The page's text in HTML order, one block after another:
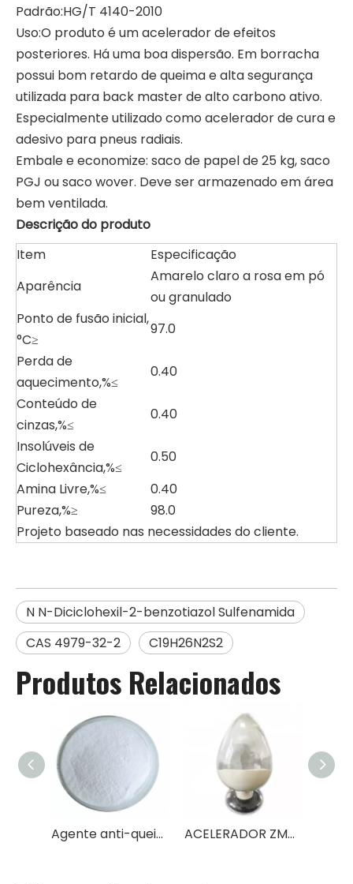
Padrão:HG/T 4140-2010
Uso:O produto é um acelerador de efeitos
posteriores. Há uma boa dispersão. Em borracha
possui bom retardo de queima e alta segurança
utilizada para back master de alto carbono ativo.
Especialmente utilizado como acelerador de cura e
adesivo para pneus radiais.
Embale e economize: saco de papel de 25 kg, saco
PGJ ou saco wover. Deve ser armazenado em área
bem ventilada.
Descrição do produto
Item
Especificação
Aparência
Amarelo claro a rosa em pó
ou granulado
Ponto de fusão inicial,
°C≥
97.0
Perda de
aquecimento,%≤
0.40
Conteúdo de
cinzas,%≤
0.40
Insolúveis de
Ciclohexância,%≤
0.50
Amina Livre,%≤
0.40
Pureza,%≥
98.0
Projeto baseado nas necessidades do cliente.
N N-Diciclohexil-2-benzotiazol Sulfenamida
CAS 4979-32-2
C19H26N2S2
Produtos Relacionados
Agente anti-queimadura de borracha CTP (PVI) ACELERADOR ZMBT